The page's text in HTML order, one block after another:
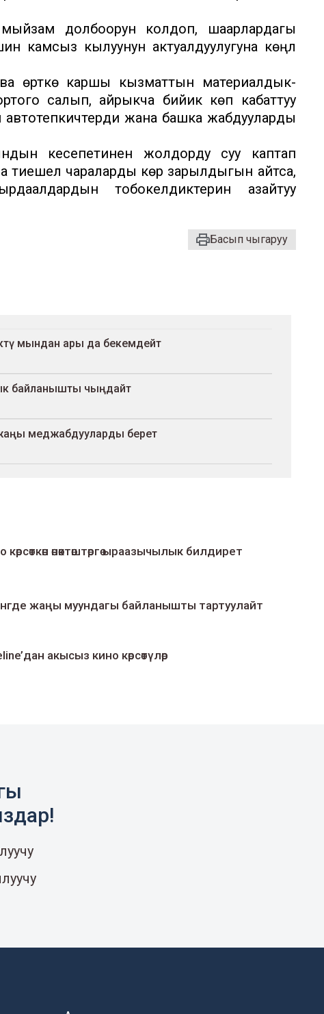
долбоорун колдоп, шаарлардагы
камсыз кылуунун актуалдуулугуна көңүл
өрткө каршы кызматтын материалдык-
салып, айрыкча бийик көп кабаттуу
автотепкичтерди жана башка жабдууларды
кесепетинен жолдорду суу каптап
чараларды көрүү зарылдыгын айтса,
тобокелдиктерин азайтуу
Басып чыгаруу
мындан ары да бекемдейт
байланышты чыңдайт
меджабдууларды берет
өнөктөштөргө ыраазычылык билдирет
жаңы муундагы байланышты тартуулайт
акысыз кино көрсөтүлөр